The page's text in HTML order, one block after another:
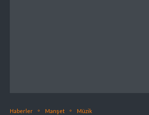
Haberler Manşet Müzik